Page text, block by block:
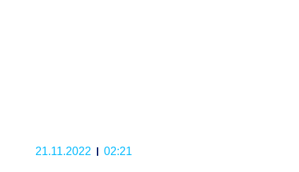
21.11.2022 02:21